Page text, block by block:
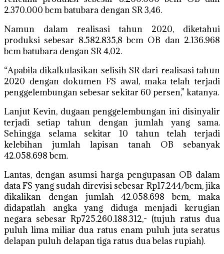
2.370.000 bcm batubara dengan SR 3,46.
Namun dalam realisasi tahun 2020, diketahui
produksi sebesar 8.582.835,8 bcm OB dan 2.136.968
bcm batubara dengan SR 4,02.
“Apabila dikalkulasikan selisih SR dari realisasi tahun
2020 dengan dokumen FS awal, maka telah terjadi
penggelembungan sebesar sekitar 60 persen,” katanya.
Lanjut Kevin, dugaan penggelembungan ini disinyalir
terjadi setiap tahun dengan jumlah yang sama.
Sehingga selama sekitar 10 tahun telah terjadi
kelebihan jumlah lapisan tanah OB sebanyak
42.058.698 bcm.
Lantas, dengan asumsi harga pengupasan OB dalam
data FS yang sudah direvisi sebesar Rp17.244/bcm, jika
dikalikan dengan jumlah 42.058.698 bcm, maka
didapatlah angka yang diduga menjadi kerugian
negara sebesar Rp725.260.188.312,- (tujuh ratus dua
puluh lima miliar dua ratus enam puluh juta seratus
delapan puluh delapan tiga ratus dua belas rupiah).